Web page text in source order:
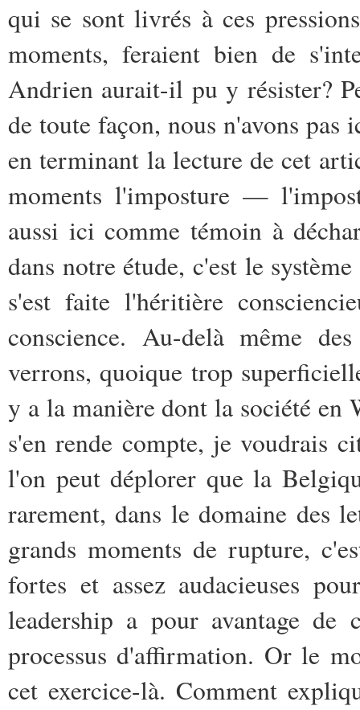
qui se sont livrés à ces
moments, feraient bien de
Andrien aurait-il pu y résister?
de toute façon, nous n'avons pas
en terminant la lecture de cet
moments l'imposture —
aussi ici comme témoin à
dans notre étude, c'est le
s'est faite l'héritière
conscience. Au-delà même
verrons, quoique trop
y a la manière dont la société en
s'en rende compte, je voudrais
l'on peut déplorer que la
rarement, dans le domaine des
grands moments de rupture,
fortes et assez audacieuses
leadership a pour avantage de
processus d'affirmation. Or le
cet exercice-là. Comment